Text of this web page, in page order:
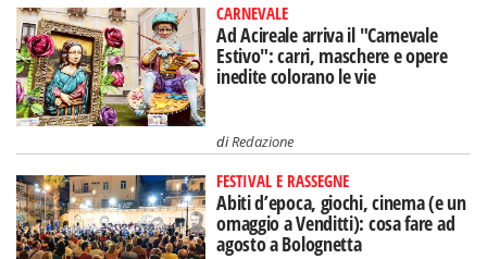
CARNEVALE
Ad Acireale arriva il "Carnevale
Estivo": carri, maschere e opere
inedite colorano le vie
diRedazione
FESTIVAL E RASSEGNE
Abiti d’epoca, giochi, cinema (e un
omaggio a Venditti): cosa fare ad
agosto a Bolognetta